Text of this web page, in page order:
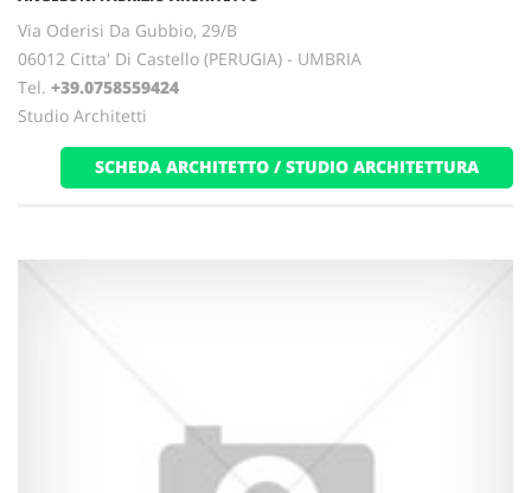
Via Oderisi Da Gubbio, 29/B
06012 Citta' Di Castello (PERUGIA) - UMBRIA
Tel. +39.0758559424
Studio Architetti
SCHEDA ARCHITETTO / STUDIO ARCHITETTURA